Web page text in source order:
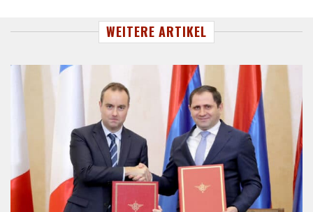
WEITERE ARTIKEL